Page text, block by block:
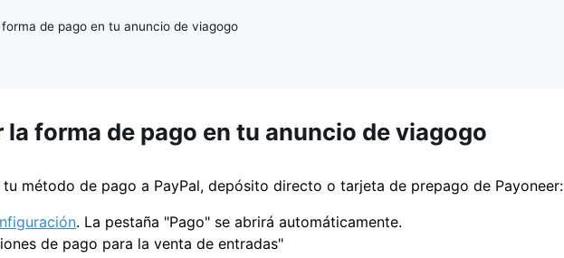
de pago en tu anuncio de viagogo
la forma de pago en tu anuncio de viagogo
tu método de pago a PayPal, depósito directo o tarjeta de prepago de Payoneer:
. La pestaña "Pago" se abrirá automáticamente.
de pago para la venta de entradas"